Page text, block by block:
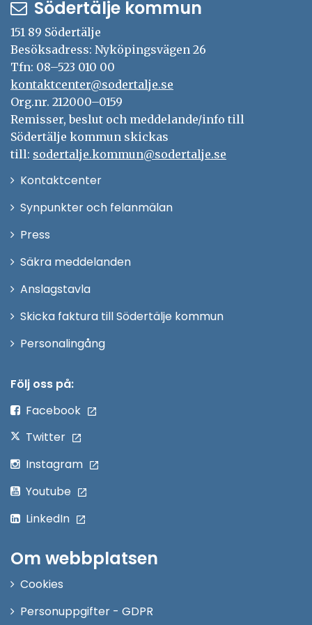
Södertälje kommun
151 89 Södertälje
Besöksadress: Nyköpingsvägen 26
Tfn: 08–523 010 00
kontaktcenter@sodertalje.se
Org.nr. 212000–0159
Remisser, beslut och meddelande/info till
Södertälje kommun skickas
till: sodertalje.kommun@sodertalje.se
KontaktcenterÖppna
Synpunkter och felanmälan
Press
fönster
Säkra meddelanden
Anslagstavla
Skicka faktura till Södertälje kommun
PersonalingångÖppna
Följ oss på:
Facebook
Twitter
Instagram
Youtube
LinkedIn
Om webbplatsen
Cookies
Personuppgifter - GDPR